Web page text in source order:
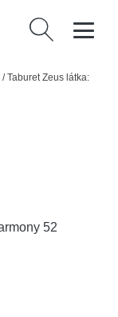
Vyhledávání
/Taburet Zeus látka: